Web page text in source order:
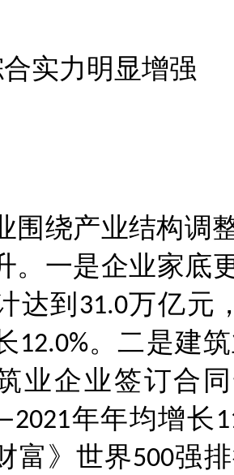
力明显增强
绕产业结构调整
。一是企业家底
达到31.0万亿元
12.0%。二是建
业企业签订合
年年均增长
富》世界500强